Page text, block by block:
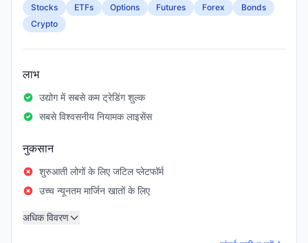
Stocks ETFs Options Futures Forex
Bonds
Crypto
लाभ
उद्योग में सबसे कम ट्रेडिंग शुल्क
सबसे विश्वसनीय नियामक लाइसेंस
नुकसान
शुरुआती लोगों के लिए जटिल प्लेटफॉर्म
उच्च न्यूनतम मार्जिन खातों के लिए
अधिक विवरण